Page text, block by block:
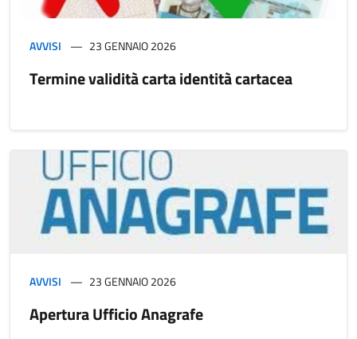
AVVISI 23 GENNAIO 2026
Termine validità carta identità cartacea
AVVISI 23 GENNAIO 2026
Apertura Ufficio Anagrafe